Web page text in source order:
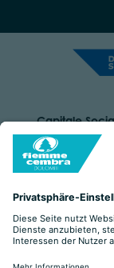
Capitale
COOKIES IMPRINT